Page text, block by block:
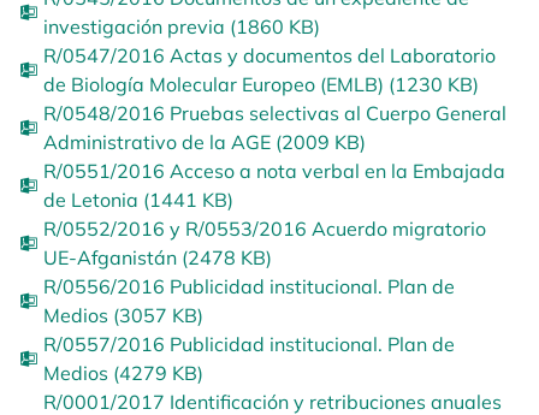
investigación previa (1860 KB)
R/0547/2016 Actas y documentos del Laboratorio
de Biología Molecular Europeo (EMLB) (1230 KB)
R/0548/2016 Pruebas selectivas al Cuerpo General
Administrativo de la AGE (2009 KB)
R/0551/2016 Acceso a nota verbal en la Embajada
de Letonia (1441 KB)
R/0552/2016 y R/0553/2016 Acuerdo migratorio
UE-Afganistán (2478 KB)
R/0556/2016 Publicidad institucional. Plan de
Medios (3057 KB)
R/0557/2016 Publicidad institucional. Plan de
Medios (4279 KB)
R/0001/2017 Identificación y retribuciones anuales